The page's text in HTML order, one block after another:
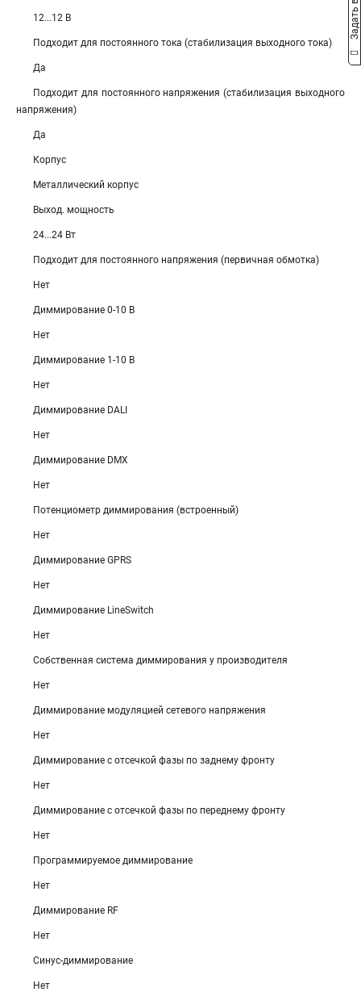
12...12 В
Подходит для постоянного тока (стабилизация выходного тока)
Да
Подходит для постоянного напряжения (стабилизация выходного
напряжения)
Да
Корпус
Металлический корпус
Выход. мощность
24...24 Вт
Подходит для постоянного напряжения (первичная обмотка)
Нет
Диммирование 0-10 В
Нет
Диммирование 1-10 В
Нет
Диммирование DALI
Нет
Диммирование DMX
Нет
Потенциометр диммирования (встроенный)
Нет
Диммирование GPRS
Нет
Диммирование LineSwitch
Нет
Собственная система диммирования у производителя
Нет
Диммирование модуляцией сетевого напряжения
Нет
Диммирование с отсечкой фазы по заднему фронту
Нет
Диммирование с отсечкой фазы по переднему фронту
Нет
Программируемое диммирование
Нет
Диммирование RF
Нет
Синус-диммирование
Нет